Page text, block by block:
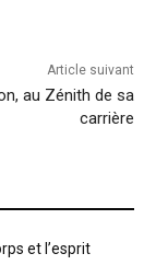
Article suivant
au Zénith de sa
carrière
et l’esprit